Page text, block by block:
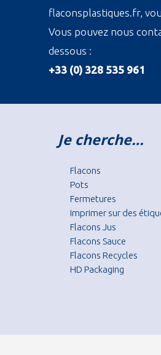
flaconsplastiques.fr,
Vous pouvez nous
dessous :
+33 (0) 328 535 961
Je cherche…
Flacons
Pots
Fermetures
Imprimer sur des
Flacons Jus
Flacons Sauce
Flacons Recycles
HD Packaging